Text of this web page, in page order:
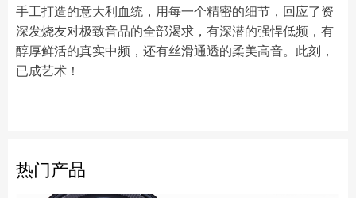
手工打造的意大利血统，用每一个精密的细节，回应了资
深发烧友对极致音品的全部渴求，有深潜的强悍低频，有
醇厚鲜活的真实中频，还有丝滑通透的柔美高音。此刻，
已成艺术！
热门产品